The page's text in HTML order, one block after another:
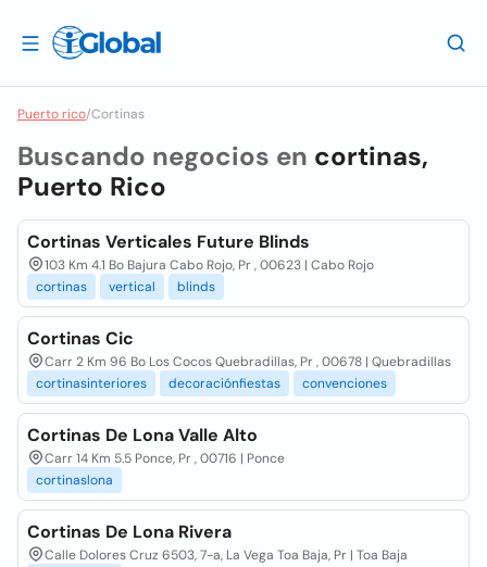
Puerto rico/Cortinas
Buscando negocios en cortinas,
Puerto Rico
Cortinas Verticales Future Blinds
103 Km 4.1 Bo Bajura Cabo Rojo, Pr , 00623 | Cabo Rojo
cortinas
vertical blinds
Cortinas Cic
Carr 2 Km 96 Bo Los Cocos Quebradillas, Pr , 00678 | Quebradillas
cortinasinteriores
decoraciónfiestas convenciones
Cortinas De Lona Valle Alto
Carr 14 Km 5.5 Ponce, Pr , 00716 | Ponce
cortinaslona
Cortinas De Lona Rivera
Calle Dolores Cruz 6503, 7-a, La Vega Toa Baja, Pr | Toa Baja